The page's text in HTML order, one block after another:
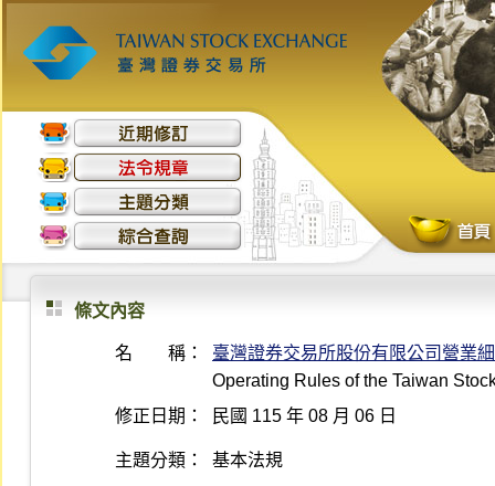
條文內容
名 稱：
臺灣證券交易所股份有限公司營業
Operating Rules of the Taiwan
修正日期：
民國 115 年 08 月 06 日
主題分類： 基本法規